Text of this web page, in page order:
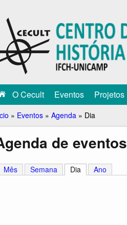
O Cecult Eventos Projetos
» Eventos » Agenda » Dia
de eventos
Mês Semana Dia (aba ativa)
Ano